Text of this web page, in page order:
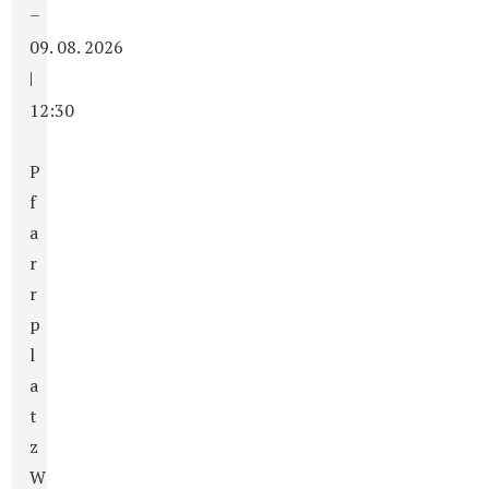
–
09. 08. 2026
|
12:30
P
f
a
r
r
p
l
a
t
z
W